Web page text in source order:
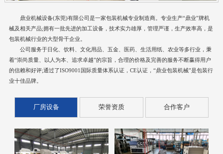
鼎业机械设备(东莞)有限公司是一家包装机械专业制造商。专业生产“鼎业”牌机
械及相关产品;拥有一批先进的加工设备，技术实力雄厚，管理严谨，生产效率高，是
包装机械行业的大型骨干企业。
公司服务于日化、饮料、文化用品、五金、医药、生活用纸、农业等多行业，秉
着“崇尚质量、以人为本、追求卓越”的宗旨，合理的价格及完善的服务不断赢得用户
的信赖和好评;通过了ISO9001国际质量体系认证，CE认证，“鼎业包装机械”是包装行
业十佳品牌。
厂房设备 荣誉资质 合作客户